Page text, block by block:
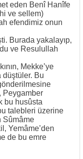
eden Benî Hanîfe
ve sellem)
efendimiz onun
Burada yakalayıp,
ve Resulullah
Mekke’ye
düştüler. Bu
Peygamber
bu husûsta
talebleri üzerine
Sûmâme
Yemâme’den
de bu emre